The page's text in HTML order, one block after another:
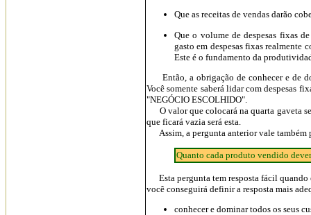
Que as receitas de vendas darão
Que o volume de despesas fixas
gasto em despesas fixas realmente
Este é o fundamento da
Então, a obrigação de conhecer e de
Você somente saberá lidar com despesas
"NEGÓCIO ESCOLHIDO".
O valor que colocará na quarta gaveta
que ficará vazia será esta.
Assim, a pergunta anterior vale também
Quanto cada produto vendido
Esta pergunta tem resposta fácil quando
você conseguirá definir a resposta mais
conhecer e dominar todos os seus